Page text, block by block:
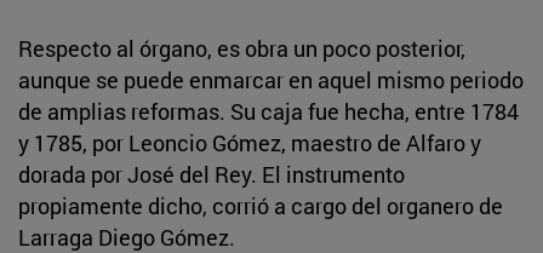
Respecto al órgano, es obra un poco posterior,
aunque se puede enmarcar en aquel mismo periodo
de amplias reformas. Su caja fue hecha, entre 1784
y 1785, por Leoncio Gómez, maestro de Alfaro y
dorada por José del Rey. El instrumento
propiamente dicho, corrió a cargo del organero de
Larraga Diego Gómez.